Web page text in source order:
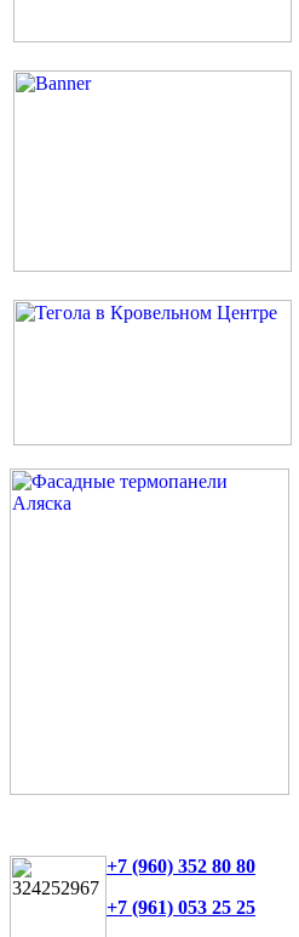
+7 (960) 352 80 80
+7 (961) 053 25 25